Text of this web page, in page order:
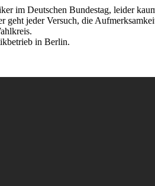
im Deutschen Bundestag, leider
geht jeder Versuch, die
in Berlin.